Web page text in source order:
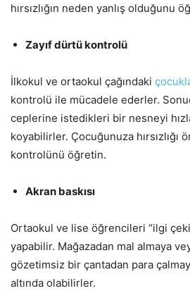
hırsızlığın neden yanlış olduğunu
Zayıf dürtü kontrolü
İlkokul ve ortaokul çağındaki
kontrolü ile mücadele ederler.
ceplerine istedikleri bir nesneyi
koyabilirler. Çocuğunuza hırsızlığı
kontrolünü öğretin.
Akran baskısı
Ortaokul ve lise öğrencileri “ilgi
yapabilir. Mağazadan mal almaya
gözetimsiz bir çantadan para
altında olabilirler.